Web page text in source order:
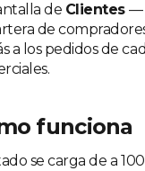
de Clientes—
de
a los pedidos de
funciona
se carga de a